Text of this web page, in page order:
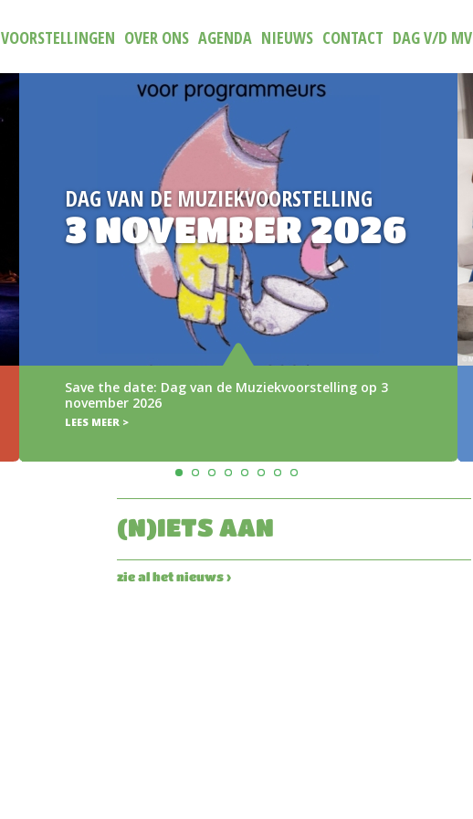
VOORSTELLINGEN OVER ONS AGENDA NIEUWS CONTACT DAG V/D MV
DAG VAN DE MUZIEKVOORSTELLING
3 NOVEMBER 2026
Save the date: Dag van de Muziekvoorstelling op 3
november 2026
LEES MEER >
(N)IETS AAN
zie al het nieuws ›